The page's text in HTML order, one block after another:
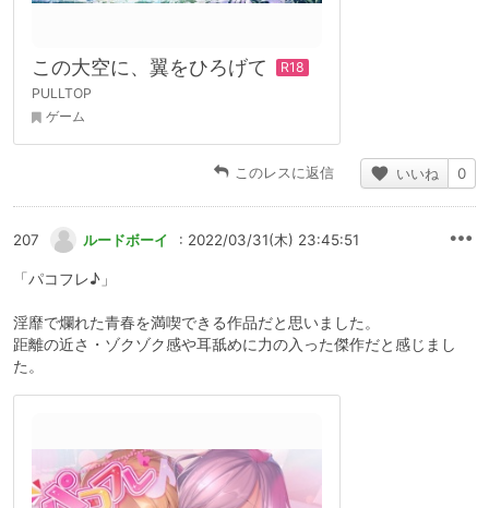
この大空に、翼をひろげて
PULLTOP
ゲーム
このレスに返信 いいね 0
207 ルードボーイ : 2022/03/31(木) 23:45:51
「パコフレ♪」
淫靡で爛れた青春を満喫できる作品だと思いました。
距離の近さ・ゾクゾク感や耳舐めに力の入った傑作だと感じまし
た。